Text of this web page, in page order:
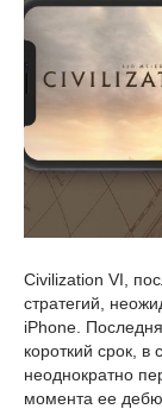
Civilization VI,
стратегий,
iPhone.
короткий срок, в
неоднократно
момента ее